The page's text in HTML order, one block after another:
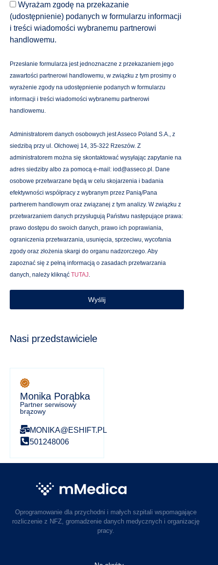
Wyrażam zgodę na przekazanie
(udostępnienie) podanych w formularzu informacji
i treści wiadomości wybranemu partnerowi
handlowemu.
Przesłanie formularza jest jednoznaczne z przekazaniem jego
zawartości partnerowi handlowemu, w związku z tym prosimy o
wyrażenie zgody na udostępnienie podanych w formularzu
informacji i treści wiadomości wybranemu partnerowi
handlowemu.
Administratorem danych osobowych jest Asseco Poland S.A., z
siedzibą przy ul. Olchowej 14, 35-322 Rzeszów. Z
administratorem można się skontaktować wysyłając zapytanie na
adres siedziby albo za pomocą e-mail: iod@asseco.pl. Dane
osobowe przetwarzane będą w celu skojarzenia i badania
efektywności współpracy z wybranym przez Panią/Pana
partnerem handlowym oraz związanej z tym analizy. W związku z
przetwarzaniem danych przysługują Państwu następujące prawa:
prawo dostępu do swoich danych, prawo ich poprawiania,
ograniczenia przetwarzania, usunięcia, sprzeciwu, wycofania
zgody oraz złożenia skargi do organu nadzorczego. Aby
zapoznać się z pełną informacją o zasadach przetwarzania
danych, należy kliknąć TUTAJ.
Wyślij
Nasi przedstawiciele
Monika Porąbka
Partner serwisowy
brązowy
MONIKA@ESHIFT.PL
501248006
Oprogramowanie dla przychodni i małych szpitali wspomagające
rozliczenie z NFZ, gromadzenie danych medycznych i organizację
pracy.